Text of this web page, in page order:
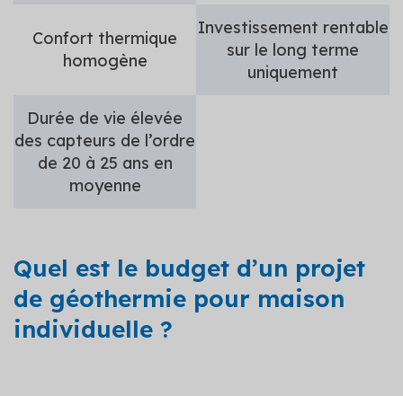
Confort thermique
homogène
Investissement rentable
sur le long terme
uniquement
Durée de vie élevée
des capteurs de l’ordre
de 20 à 25 ans en
moyenne
Quel est le budget d’un projet
de géothermie pour maison
individuelle ?